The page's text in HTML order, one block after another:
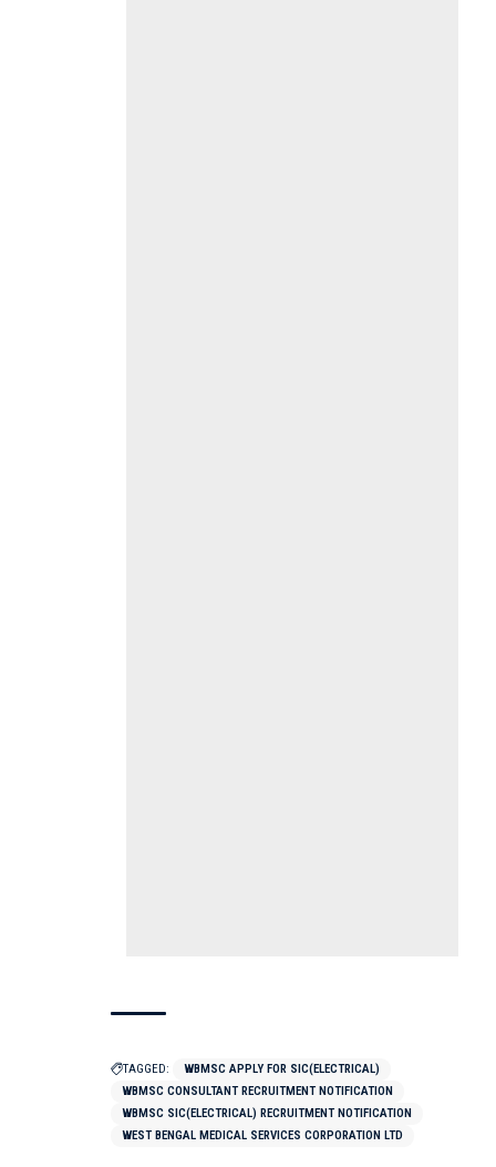
TAGGED:
WBMSC APPLY FOR SIC(ELECTRICAL)
WBMSC CONSULTANT RECRUITMENT NOTIFICATION
WBMSC SIC(ELECTRICAL) RECRUITMENT NOTIFICATION
WEST BENGAL MEDICAL SERVICES CORPORATION LTD